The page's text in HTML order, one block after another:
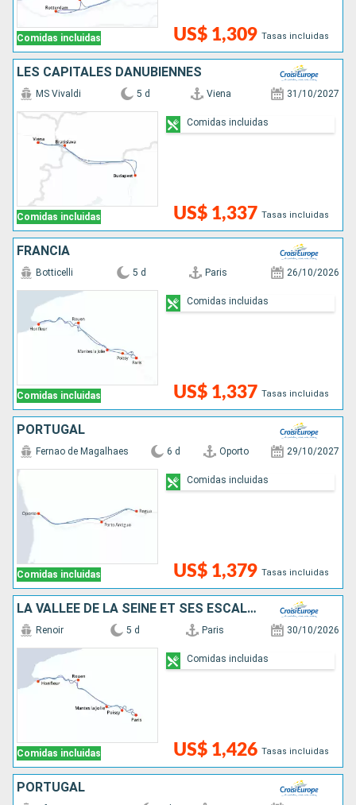
Comidas incluidas US$ 1,309 Tasas incluidas
LES CAPITALES DANUBIENNES
Comidas incluidas
MS Vivaldi 5 d Viena 31/10/2027
US$ 1,337 Tasas incluidas
Comidas incluidas
FRANCIA
Comidas incluidas
Botticelli 5 d Paris 26/10/2026
US$ 1,337 Tasas incluidas
Comidas incluidas
PORTUGAL
Comidas incluidas
Fernao de Magalhaes 6 d Oporto 29/10/2027
US$ 1,379 Tasas incluidas
Comidas incluidas
LA VALLÉE DE LA SEINE ET SES ESCALES INCONTOURNABLES
Comidas incluidas
Renoir 5 d Paris 30/10/2026
US$ 1,426 Tasas incluidas
Comidas incluidas
PORTUGAL